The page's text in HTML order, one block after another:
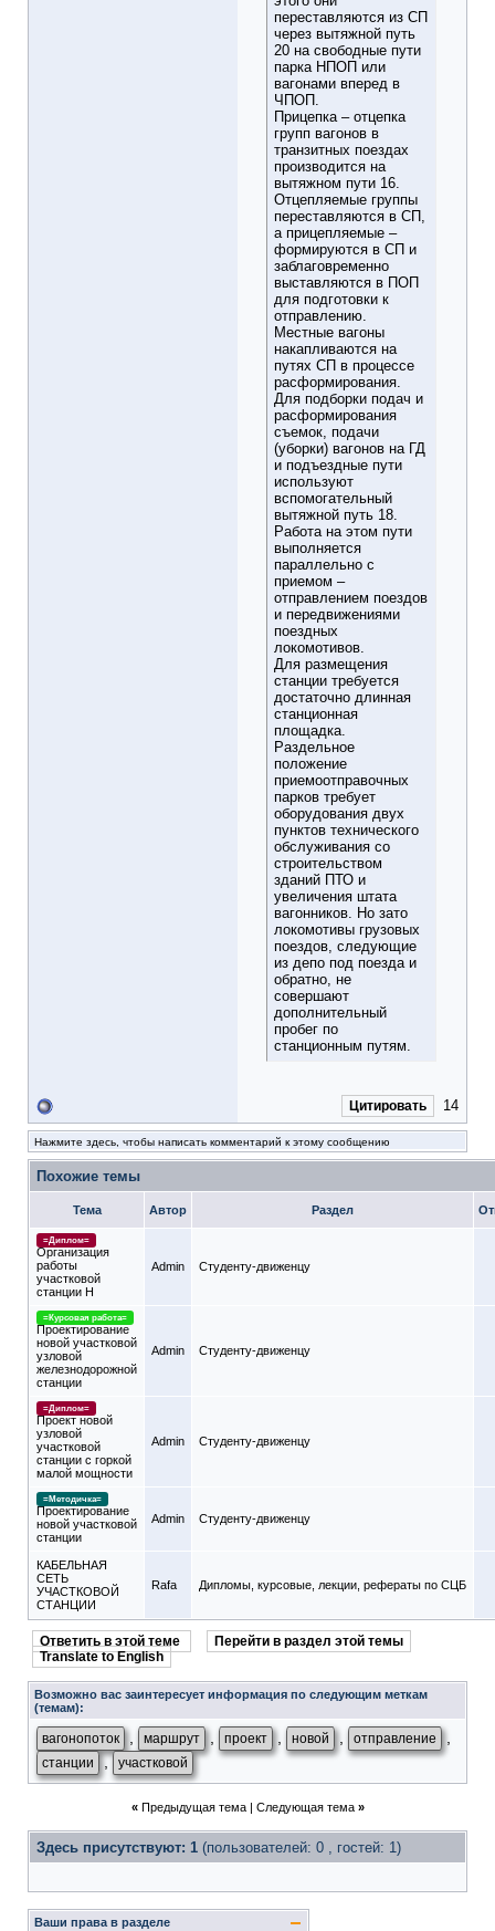
переставляются из СП
через вытяжной путь
20 на свободные пути
парка НПОП или
вагонами вперед в
ЧПОП.
Прицепка – отцепка
групп вагонов в
транзитных поездах
производится на
вытяжном пути 16.
Отцепляемые группы
переставляются в СП,
а прицепляемые –
формируются в СП и
заблаговременно
выставляются в ПОП
для подготовки к
отправлению.
Местные вагоны
накапливаются на
путях СП в процессе
расформирования.
Для подборки подач и
расформирования
съемок, подачи
(уборки) вагонов на ГД
и подъездные пути
используют
вспомогательный
вытяжной путь 18.
Работа на этом пути
выполняется
параллельно с
приемом –
отправлением поездов
и передвижениями
поездных
локомотивов.
Для размещения
станции требуется
достаточно длинная
станционная
площадка.
Раздельное
положение
приемоотправочных
парков требует
оборудования двух
пунктов технического
обслуживания со
строительством
зданий ПТО и
увеличения штата
вагонников. Но зато
локомотивы грузовых
поездов, следующие
из депо под поезда и
обратно, не
совершают
дополнительный
пробег по
станционным путям.
Цитировать 14
Нажмите здесь, чтобы написать комментарий к этому сообщению
Похожие темы
Тема Автор Раздел
=Диплом=
Организация
работы
участковой
станции Н
Admin Студенту-движeнцу
=Курсовая работа=
Проектирование
новой участковой
узловой
железнодорожной
станции
Admin Студенту-движeнцу
=Диплом=
Проект новой
узловой
участковой
станции с горкой
малой мощности
Admin Студенту-движeнцу
=Методичка=
Проектирование
новой участковой
станции
Admin Студенту-движeнцу
КАБЕЛЬНАЯ
СЕТЬ
УЧАСТКОВОЙ
СТАНЦИИ
Rafa Дипломы, курсовые, лекции, рефераты по СЦБ
Ответить в этой теме
Перейти в раздел этой темы
Translate to English
Возможно вас заинтересует информация по следующим меткам
(темам):
вагонопоток маршрут проект новой отправление
станции , участковой
« Предыдущая тема| Следующая тема »
Здесь присутствуют: 1 (пользователей: 0 , гостей: 1)
Ваши права в разделе